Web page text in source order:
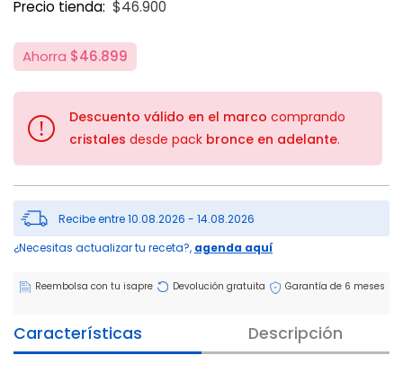
Precio tienda: $46.900
Ahorra $46.899
! Descuento válido en el marco comprando
cristales desde pack bronce en adelante.
Recibe entre 10.08.2026 - 14.08.2026
¿Necesitas actualizar tu receta?, agenda aquí
Reembolsa con tu isapre Devolución gratuita Garantía de 6 meses
Características Descripción